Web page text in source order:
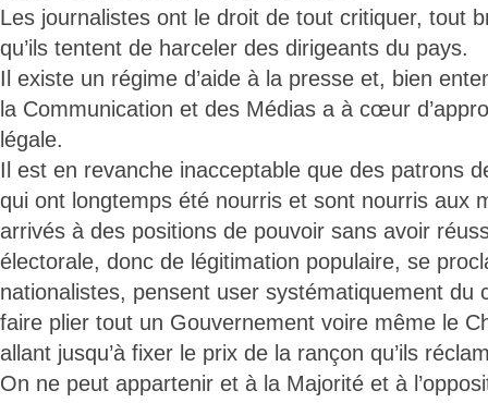
Les journalistes ont le droit de tout critiquer, tout
qu’ils tentent de harceler des dirigeants du pays.
Il existe un régime d’aide à la presse et, bien
la Communication et des Médias a à cœur
légale.
Il est en revanche inacceptable que des patrons
qui ont longtemps été nourris et sont nourris aux
arrivés à des positions de pouvoir sans avoir
électorale, donc de légitimation populaire, se
nationalistes, pensent user systématiquement du
faire plier tout un Gouvernement voire même le
allant jusqu’à fixer le prix de la rançon qu’ils
On ne peut appartenir et à la Majorité et à